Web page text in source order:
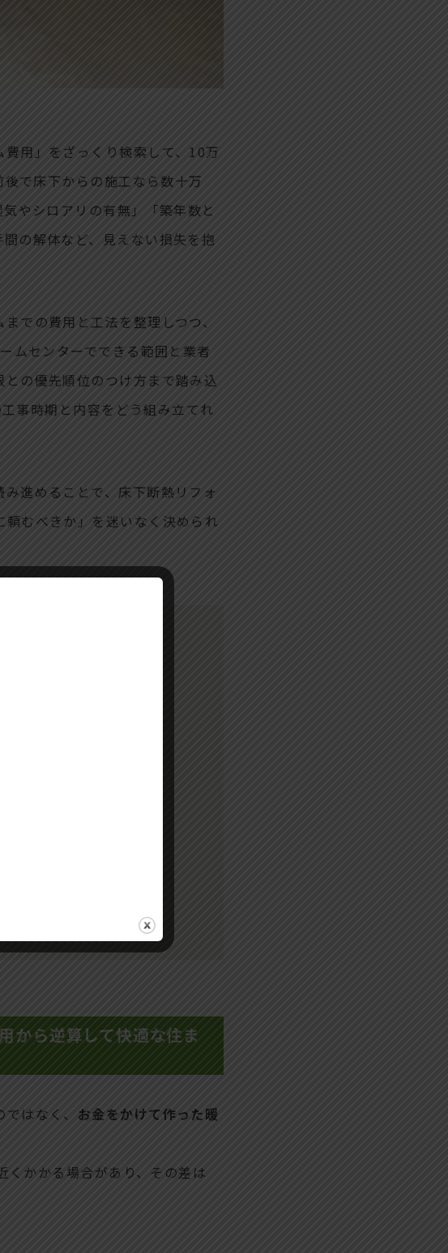
用」をざっくり検索して、10万
で床下からの施工なら数十万
やシロアリの有無」「築年数と
の解体など、見えない損失を抱
での費用と工法を整理しつつ、
ムセンターでできる範囲と業者
の優先順位のつけ方まで踏み込
事時期と内容をどう組み立てれ
進めることで、床下断熱リフォ
むべきか」を迷いなく決められ
る
から逆算して快適な住ま
はなく、 お金をかけて作った暖
かかる場合があり、その差は